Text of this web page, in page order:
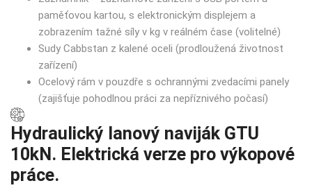
paměťovou kartou, s elektronickým displejem a
zobrazením tažné síly v kg v reálném čase (volitelné)
Sudy Cabbstan z kalené oceli (prodloužená životnost
zařízení)
Ocelový rám v pouzdře s ochrannými zvedacími panely
(zajišťuje pohodlnou práci za nepříznivého počasí)
Hydraulický lanový naviják GTU
10kN. Elektrická verze pro výkopové
práce.